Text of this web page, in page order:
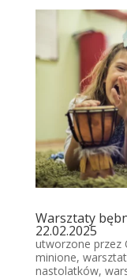
Warsztaty
22.02.2025
utworzone przez
minione,
nastolatków,